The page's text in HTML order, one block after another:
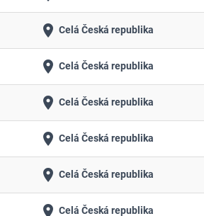
place Celá Česká republika
place Celá Česká republika
place Celá Česká republika
place Celá Česká republika
place Celá Česká republika
place Celá Česká republika